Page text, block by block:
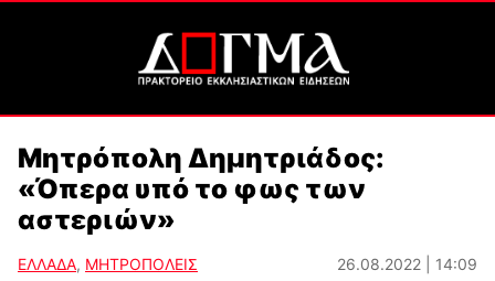
Μητρόπολη Δημητριάδος:
«Όπερα υπό το φως των
αστεριών»
ΕΛΛΑΔΑ, ΜΗΤΡΟΠΟΛΕΙΣ 26.08.2022 | 14:09